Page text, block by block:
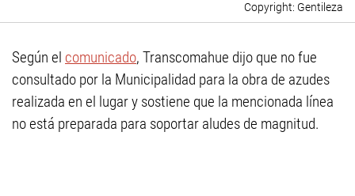
Gentileza
Según el comunicado, Transcomahue dijo que no fue
consultado por la Municipalidad para la obra de azudes
realizada en el lugar y sostiene que la mencionada línea
no está preparada para soportar aludes de magnitud.